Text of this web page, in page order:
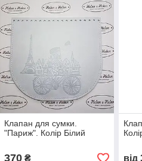
Клапан для сумки.
"Париж". Колір Білий
370₴ від